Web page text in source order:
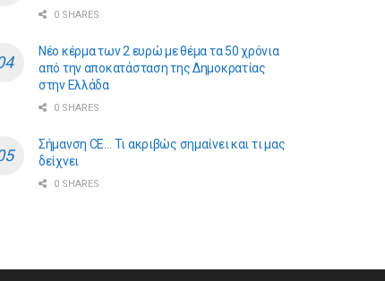
0 SHARES
Νέο κέρμα των 2 ευρώ με θέμα τα 50 χρόνια
από την αποκατάσταση της Δημοκρατίας
στην Ελλάδα
0 SHARES
Σήμανση CE… Τι ακριβώς σημαίνει και τι μας
δείχνει
0 SHARES